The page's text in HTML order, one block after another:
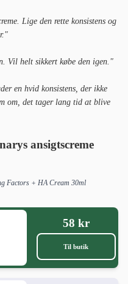
Lige den rette konsistens og
Vil helt sikkert købe den igen."
en hvid konsistens, der ikke
om, det tager lang tid at blive
ansigtscreme
Factors + HA Cream 30ml
58 kr
Til butik